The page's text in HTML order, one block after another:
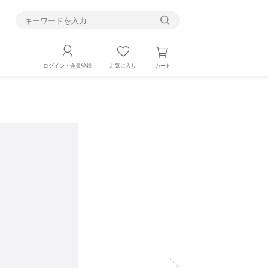
ログイン・会員登録 お気に入り カート